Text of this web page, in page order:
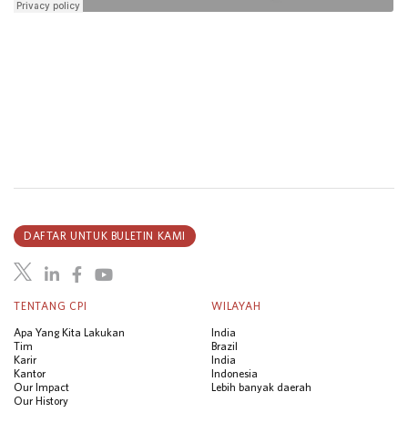
TENTANG CPI
Apa Yang Kita Lakukan
Tim
Karir
Kantor
Our Impact
Our History
WILAYAH
India
Brazil
India
Indonesia
Lebih banyak daerah
DAFTAR UNTUK BULETIN KAMI